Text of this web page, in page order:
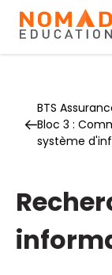
BTS
Bloc 3 :
système